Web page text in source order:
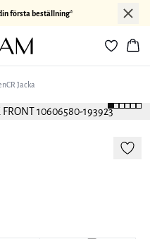
första beställning*
Jacka